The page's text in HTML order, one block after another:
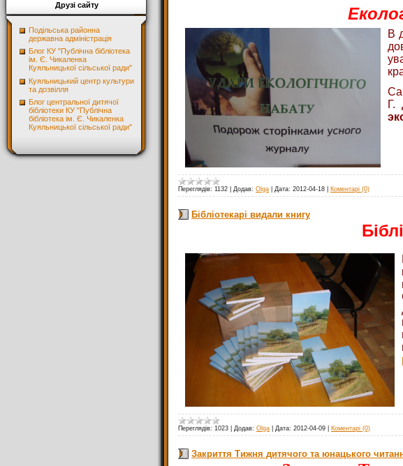
Друзі сайту
Подільська районна
державна адміністрація
Блог КУ "Публічна бібліотека
ім. Є. Чикаленка
Куяльницької сільської ради"
Куяльницький центр культури
та дозвілля
Блог центральної дитячої
бібліотеки КУ "Публічна
бібліотека ім. Є. Чикаленка
Куяльницької сільської ради"
В
Г.
Переглядів: 1132 Додав: Olga Дата: 2012-04-18 Коментарі (0)
Бібліотекарі видали книгу
Переглядів: 1023 Додав: Olga Дата: 2012-04-09 Коментарі (0)
Закриття Тижня дитячого та юнацького